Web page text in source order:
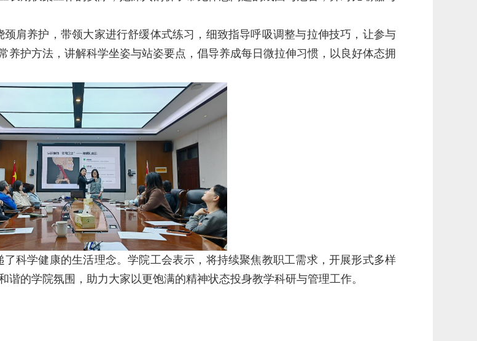
肩养护，带领大家进行舒缓体式练习，细致指导呼吸调整与拉伸技巧，让参与
护方法，讲解科学坐姿与站姿要点，倡导养成每日微拉伸习惯，以良好体态拥
科学健康的生活理念。学院工会表示，将持续聚焦教职工需求，开展形式多样
的学院氛围，助力大家以更饱满的精神状态投身教学科研与管理工作。